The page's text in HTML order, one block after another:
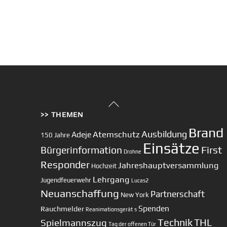
Back
>> THEMEN
150 Jahre AdejeAtemschutz Ausbildung Brand
Bürgerinformation Drohne Einsätze First
Responder Hochzeit Jahreshauptversammlung
Jugendfeuerwehr Lehrgang Lucas2
Neuanschaffung New York Partnerschaft
Rauchmelder Reanimationsgerät s Spenden
Spielmannszug Tag der offenen Tür TechnikTHL